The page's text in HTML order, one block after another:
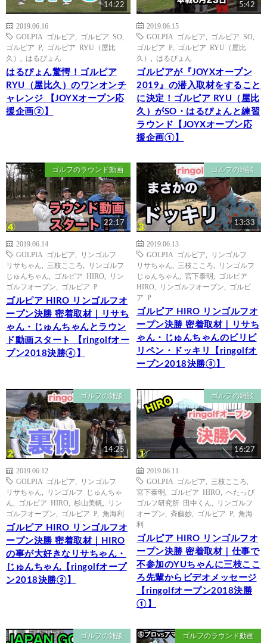
14:22
2019.06.16
GOLPIA ゴルピア
ゴルピア SO
ゴルピア P
ゴルピア RYU（屋比
久）
はるぴょん
はるぴょん驚愕！ゴルピア
RYU（屋比久）のワンオンチ
ャレンジ 【JOYXオープン応
援企画②】
5:42
2019.06.15
GOLPIA ゴルピア
ゴルピア SO
ゴルピア P
ゴルピア RYU（屋比
久）
はるぴょん
ゴルピアが『JOYXオープン
2019』の潜入取材をすること
に決定！ゴルピア RYU（屋比
久）がSO・はるぴょんと練習
ラウンド【JOYXオープン応
援企画①】
ゴルフのラウンド動画
22:17
2019.06.14
GOLPIA ゴルピア
リンゴルフ
リサちゃん
三枝こころ
リンゴルフ
じゅんちゃん
ゴルピア HIRO
リン
ゴルフオープン
ゴルピア P
ゴルピア HIRO リンゴルフオ
ープン決勝 密着取材｜リサち
ゃん・じゅんちゃんとラウン
ド動画スタート 【ringolfオー
プン2018決勝④】
ゴルフの雑談
13:33
2019.06.13
GOLPIA ゴルピア
リンゴルフ
リサちゃん
三枝こころ
リンゴルフ
じゅんちゃん
宮下泰明
ゴルピア
HIRO
リンゴルフオープン
ゴルピ
ア P
ゴルピア HIRO リンゴルフオ
ープン決勝 密着取材｜リサち
ゃん・じゅんちゃんのビリビ
リペン・ドッキリ【ringolfオ
ープン2018決勝③】
ゴルフの雑談
14:25
2019.06.12
GOLPIA ゴルピア
リンゴルフ
リサちゃん
リンゴルフ じゅんちゃ
ん
ゴルピア HIRO 杉山美帆
リン
ゴルフオープン
ゴルピア P 角海利
ゴルピア HIRO リンゴルフオ
ープン決勝 密着取材｜HIRO
の事が大好きなリサちゃん・
じゅんちゃん【ringolfオープ
ン2018決勝②】
ゴルフの雑談
16:27
2019.06.11
GOLPIA ゴルピア
三枝こころ
宮下泰明
ゴルピア HIRO
へたっぴ
ゴルフ研究所 田中くん
リンゴルフ
オープン
斉藤妙 ゴルピア P
角海
利
ゴルピア HIRO リンゴルフオ
ープン決勝 密着取材｜仕事で
不参加のYUちゃんに三枝ここ
ろ先輩からビデオメッセージ
【ringolfオープン2018決勝
①】
ゴルフの雑談 ゴルフのラウンド動画